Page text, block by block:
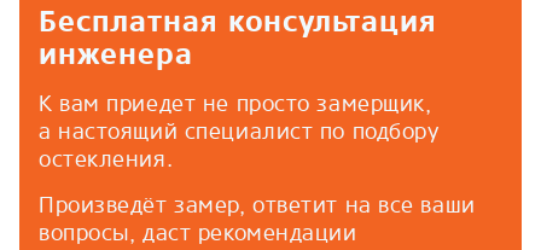
Бесплатная консультация
инженера
К вам приедет не просто замерщик,
а настоящий специалист по подбору
остекления.
Произведёт замер, ответит на все ваши
вопросы, даст рекомендации